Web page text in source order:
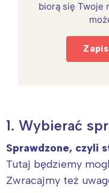
biorą się Twoje
1. Wybierać
Sprawdzone, czyli
Tutaj będziemy
Zwracajmy też